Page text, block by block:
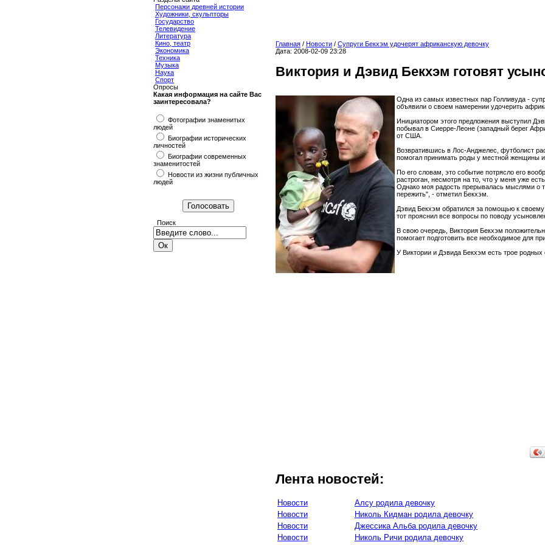
Персонажи древней истории
Художники, скульпторы
Государство
Телевидение
Литература
Кино, театр
Экономика
Техника
Музыка
Наука
Спорт
Опросы
Какая информация на сайте Вас
заинтересовала?
Фотографии знаменитых
людей
Биографии исторических
личностей
Биографии современных
знаменитостей
Новости из жизни публичных
людей
Поиск
Главная / Новости / Супруги Бекхэм удочерят африканскую девочку
Дата: 2008-02-09 23:28
Виктория и Дэвид Бекхэм готовят
Одна из самых известных пар Голливуда -
объявили о своем намерении удочерить
Инициатором этого предложения выступил
побывал в Сиерре-Леоне (западный берег
от США.
Возвратившись в Лос-Анджелес, футболист
помогал принимать роды у местной женщины
По его словам, это событие потрясло его
растроган, несмотря на то, что у меня уже
Однако моя радость прерывалась мыслями о
пережить", - отметил Бекхэм.
Дэвид Бекхэм обратился за помощью к своему
тот прояснил все вопросы по поводу
В свою очередь, Виктория Бекхэм
помогает подготовить все необходимое для
У Виктории и Дэвида Бекхэм есть трое
Лента новостей:
Новости
Алсу родила девочку
Новости
Николь Кидман родила девочку
Новости
Джессика Альба родила девочку
Новости
Николь Ричи родила девочку